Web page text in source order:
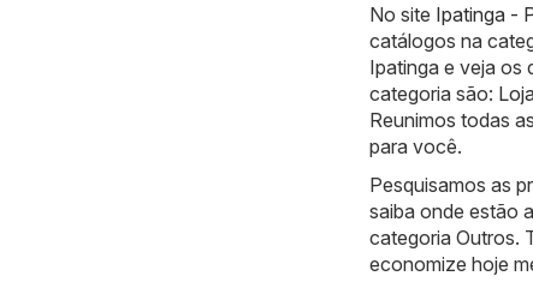
No site Ipatinga -
catálogos na
Ipatinga e veja os
categoria são:
Reunimos todas
para você.
Pesquisamos as
saiba onde estão
categoria Outros.
economize hoje